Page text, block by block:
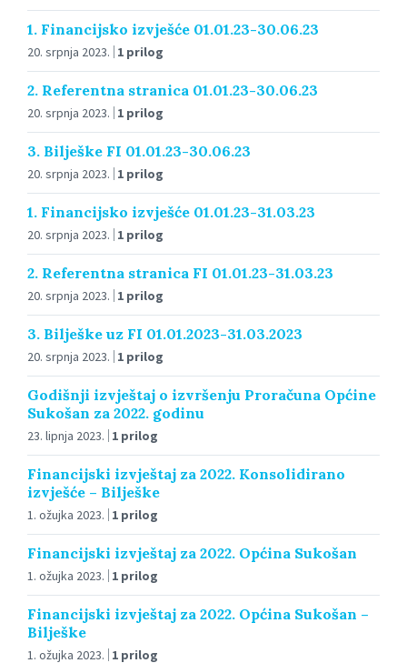
1. Financijsko izvješće 01.01.23-30.06.23
20. srpnja 2023. 1 prilog
2. Referentna stranica 01.01.23-30.06.23
20. srpnja 2023. 1 prilog
3. Bilješke FI 01.01.23-30.06.23
20. srpnja 2023. 1 prilog
1. Financijsko izvješće 01.01.23-31.03.23
20. srpnja 2023. 1 prilog
2. Referentna stranica FI 01.01.23-31.03.23
20. srpnja 2023. 1 prilog
3. Bilješke uz FI 01.01.2023-31.03.2023
20. srpnja 2023. 1 prilog
Godišnji izvještaj o izvršenju Proračuna Općine
Sukošan za 2022. godinu
23. lipnja 2023. 1 prilog
Financijski izvještaj za 2022. Konsolidirano
izvješće – Bilješke
1. ožujka 2023. 1 prilog
Financijski izvještaj za 2022. Općina Sukošan
1. ožujka 2023. 1 prilog
Financijski izvještaj za 2022. Općina Sukošan –
Bilješke
1. ožujka 2023. 1 prilog